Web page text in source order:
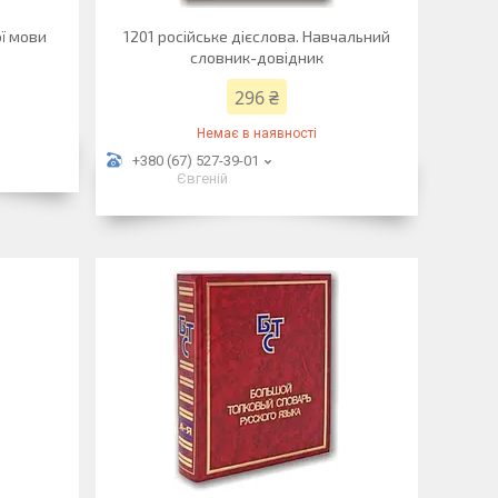
мови
1201 російське дієслова. Навчальний
словник-довідник
296 ₴
Немає в наявності
+380 (67) 527-39-01
Євгеній